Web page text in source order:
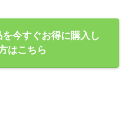
今すぐお得に購入し
はこちら